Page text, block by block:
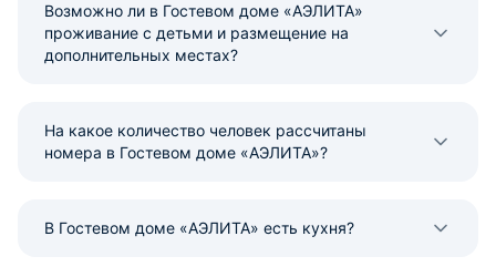
Возможно ли в Гостевом доме «АЭЛИТА»
проживание с детьми и размещение на
дополнительных местах?
На какое количество человек рассчитаны
номера в Гостевом доме «АЭЛИТА»?
В Гостевом доме «АЭЛИТА» есть кухня?